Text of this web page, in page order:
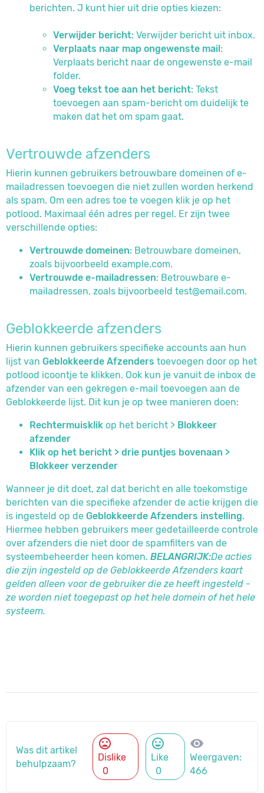
berichten. J kunt hier uit drie opties kiezen:
Verwijder bericht: Verwijder bericht uit inbox.
Verplaats naar map ongewenste mail:
Verplaats bericht naar de ongewenste e-mail
folder.
Voeg tekst toe aan het bericht: Tekst
toevoegen aan spam-bericht om duidelijk te
maken dat het om spam gaat.
Vertrouwde afzenders
Hierin kunnen gebruikers betrouwbare domeinen of e-
mailadressen toevoegen die niet zullen worden herkend
als spam. Om een adres toe te voegen klik je op het
potlood. Maximaal één adres per regel. Er zijn twee
verschillende opties:
Vertrouwde domeinen: Betrouwbare domeinen,
zoals bijvoorbeeld example.com.
Vertrouwde e-mailadressen: Betrouwbare e-
mailadressen, zoals bijvoorbeeld test@email.com.
Geblokkeerde afzenders
Hierin kunnen gebruikers specifieke accounts aan hun
lijst van Geblokkeerde Afzenders toevoegen door op het
potlood icoontje te klikken. Ook kun je vanuit de inbox de
afzender van een gekregen e-mail toevoegen aan de
Geblokkeerde lijst. Dit kun je op twee manieren doen:
Rechtermuisklik op het bericht > Blokkeer
afzender
Klik op het bericht > drie puntjes bovenaan >
Blokkeer verzender
Wanneer je dit doet, zal dat bericht en alle toekomstige
berichten van die specifieke afzender de actie krijgen die
is ingesteld op de Geblokkeerde Afzenders instelling.
Hiermee hebben gebruikers meer gedetailleerde controle
over afzenders die niet door de spamfilters van de
systeembeheerder heen komen. BELANGRIJK:De acties
die zijn ingesteld op de Geblokkeerde Afzenders kaart
gelden alleen voor de gebruiker die ze heeft ingesteld -
ze worden niet toegepast op het hele domein of het hele
systeem.
Was dit artikel
behulpzaam?
mood_bad
Dislike
0
mood
Like
0
visibility
Weergaven:
466